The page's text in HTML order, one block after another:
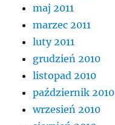
maj 2011
marzec 2011
luty 2011
grudzień 2010
listopad 2010
październik 2010
wrzesień 2010